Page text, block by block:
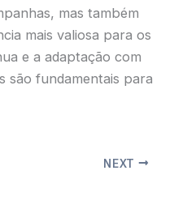
mas também
mais valiosa para os
e a adaptação com
são fundamentais para
NEXT